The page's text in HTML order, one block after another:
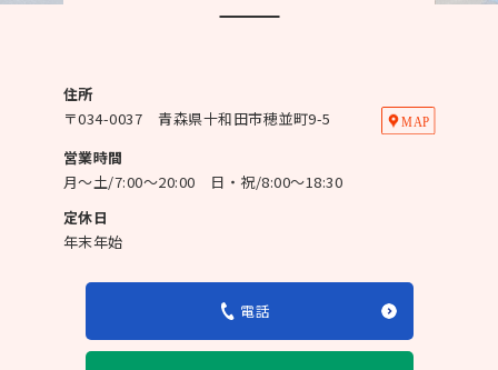
住所
〒034-0037
青森県十和田市穂並町9-5
営業時間
月～土/7:00～20:00 日・祝/8:00～18:30
定休日
年末年始
電話